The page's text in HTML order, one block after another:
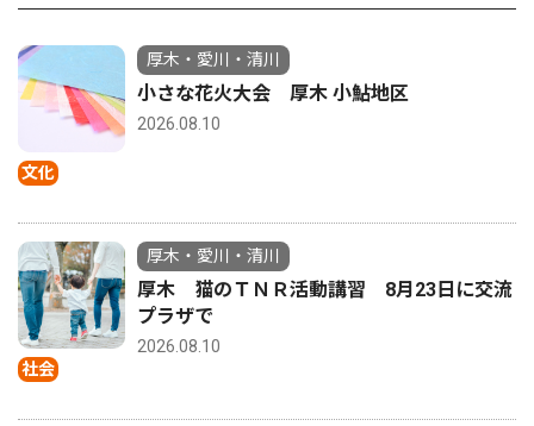
文化
厚木・愛川・清川
小さな花火大会 厚木 小鮎地区
2026.08.10
社会
厚木・愛川・清川
厚木 猫のＴＮＲ活動講習 8月23日に交流
プラザで
2026.08.10